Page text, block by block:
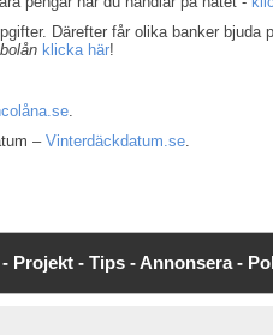
Därefter får olika banker bjuda
bolån klicka här!
–Vinterdäckdatum.se.
Projekt - Tips -Annonsera -